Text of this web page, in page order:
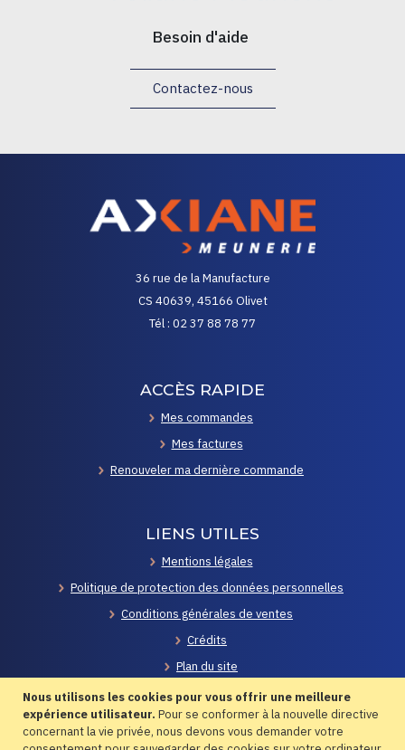
Nous utilisons les cookies pour vous offrir une meilleure
expérience utilisateur. Pour se conformer à la nouvelle directive
concernant la vie privée, nous devons vous demander votre
Besoin d'aide
Contactez-nous
36 rue de la Manufacture
CS 40639, 45166 Olivet
Tél : 02 37 88 78 77
ACCÈS RAPIDE
Mes commandes
Mes factures
Renouveler ma dernière commande
LIENS UTILES
Mentions légales
Politique de protection des données personnelles
Conditions générales de ventes
Crédits
Plan du site
Contacts